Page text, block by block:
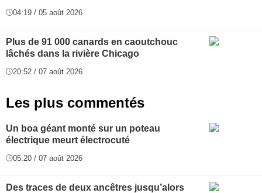
04:19 / 05 août 2026
Plus de 91 000 canards en caoutchouc
lâchés dans la rivière Chicago
20:52 / 07 août 2026
Les plus commentés
Un boa géant monté sur un poteau
électrique meurt électrocuté
05:20 / 07 août 2026
Des traces de deux ancêtres jusqu’alors